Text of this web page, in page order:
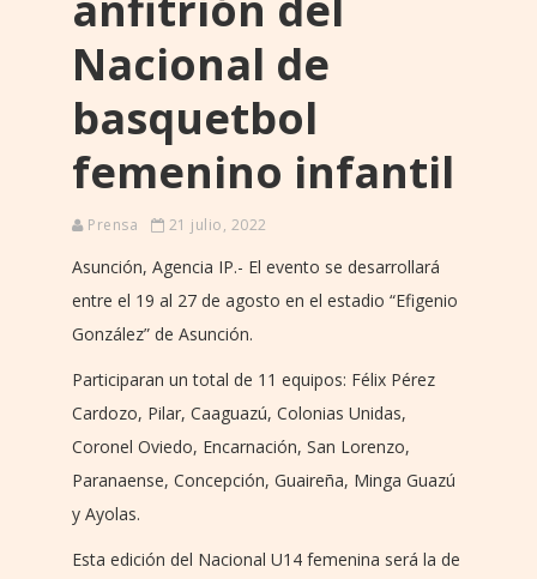
Nacional de
basquetbol
femenino infantil
Prensa 21 julio, 2022
Asunción, Agencia IP.- El evento se desarrollará
entre el 19 al 27 de agosto en el estadio “Efigenio
González” de Asunción.
Participaran un total de 11 equipos: Félix Pérez
Cardozo, Pilar, Caaguazú, Colonias Unidas,
Coronel Oviedo, Encarnación, San Lorenzo,
Paranaense, Concepción, Guaireña, Minga Guazú
y Ayolas.
Esta edición del Nacional U14 femenina será la de